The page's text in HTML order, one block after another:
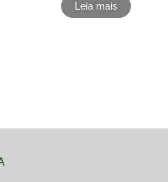
Leia mais